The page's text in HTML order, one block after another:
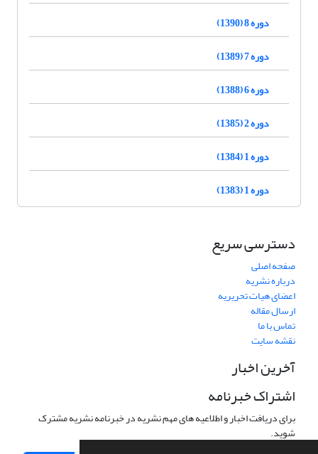
دوره 8 (1390)
دوره 7 (1389)
دوره 6 (1388)
دوره 2 (1385)
دوره 1 (1384)
دوره 1 (1383)
دسترسی سریع
صفحه اصلی
درباره نشریه
اعضای هیات تحریریه
ارسال مقاله
تماس با ما
نقشه سایت
آخرین اخبار
اشتراک خبرنامه
برای دریافت اخبار و اطلاعیه های مهم نشریه در خبرنامه نشریه مشترک
شوید.